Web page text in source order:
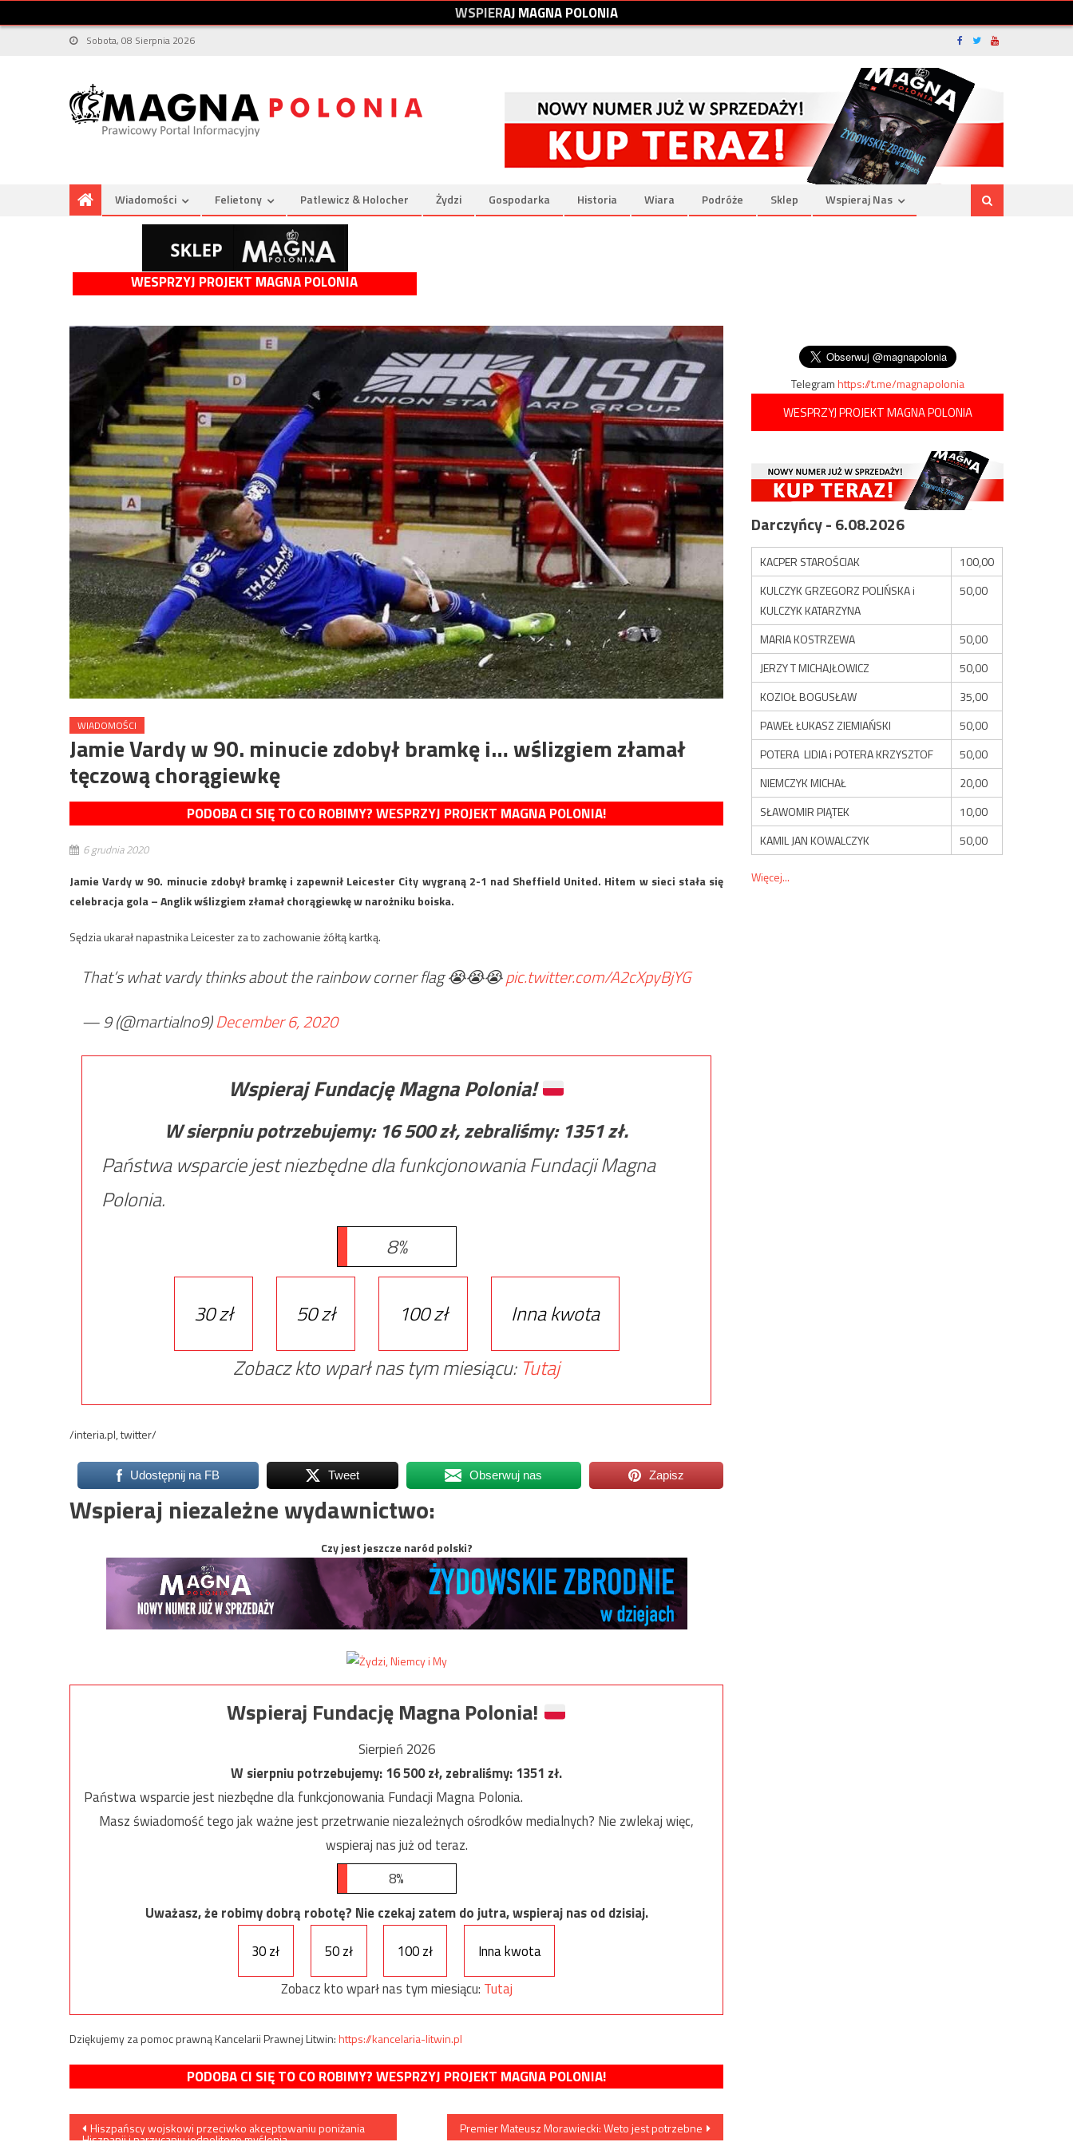
WSPIERAJMAGNAPOLONIA
Sobota, 08 Sierpnia 2026
Wiadomości Felietony Patlewicz & Holocher Żydzi Gospodarka Historia Wiara Podróże Sklep Wspieraj Nas
WESPRZYJ PROJEKT MAGNA POLONIA
WIADOMOŚCI
Jamie Vardy w 90. minucie zdobył bramkę i… wślizgiem złamał
tęczową chorągiewkę
PODOBA CI SIĘ TO CO ROBIMY? WESPRZYJ PROJEKT MAGNA POLONIA!
6 grudnia 2020
Jamie Vardy w 90. minucie zdobył bramkę i zapewnił Leicester City wygraną 2-1 nad Sheffield United. Hitem w sieci stała się
celebracja gola – Anglik wślizgiem złamał chorągiewkę w narożniku boiska.
Sędzia ukarał napastnika Leicester za to zachowanie żółtą kartką.
That’s what vardy thinks about the rainbow corner flag 😭😭😭pic.twitter.com/A2cXpyBjYG
— 9 (@martialno9)December 6, 2020
Wspieraj Fundację Magna Polonia!
W sierpniu potrzebujemy: 16 500zł, zebraliśmy: 1351zł.
Państwa wsparcie jest niezbędne dla funkcjonowania Fundacji Magna
Polonia.
8%
30 zł 50 zł 100 zł
Inna kwota
Zobacz kto wparł nas tym miesiącu: Tutaj
/interia.pl, twitter/
Udostępnij na FB Tweet Obserwuj nas Zapisz
Wspieraj niezależne wydawnictwo:
Czy jest jeszcze naród polski?
Wspieraj Fundację Magna Polonia!
Sierpień 2026
W sierpniu potrzebujemy:16 500zł, zebraliśmy:1351 zł.
Państwa wsparcie jest niezbędne dla funkcjonowania Fundacji Magna Polonia.
Masz świadomość tego jak ważne jest przetrwanie niezależnych ośrodków medialnych? Nie zwlekaj więc,
wspieraj nas już od teraz.
8%
Uważasz, że robimy dobrą robotę? Nie czekaj zatem do jutra, wspieraj nas od dzisiaj.
30 zł
50 zł 100 zł
Inna kwota
Zobacz kto wparł nas tym miesiącu: Tutaj
Dziękujemy za pomoc prawną Kancelarii Prawnej Litwin:https://kancelaria-litwin.pl
PODOBA CI SIĘ TO CO ROBIMY? WESPRZYJ PROJEKT MAGNA POLONIA!
Nawigacja
Hiszpańscy wojskowi przeciwko akceptowaniu poniżania
Hiszpanii i narzucaniu jednolitego myślenia
Premier Mateusz Morawiecki: Weto jest potrzebne
Telegramhttps://t.me/magnapolonia
WESPRZYJ PROJEKT MAGNA POLONIA
Darczyńcy - 6.08.2026
KACPER STAROŚCIAK
100,00
KULCZYK GRZEGORZ POLIŃSKA i
KULCZYK KATARZYNA
50,00
MARIA KOSTRZEWA
50,00
JERZY T MICHAJŁOWICZ
50,00
KOZIOŁ BOGUSŁAW
35,00
PAWEŁ ŁUKASZ ZIEMIAŃSKI
50,00
POTERA LIDIA i POTERA KRZYSZTOF
50,00
NIEMCZYK MICHAŁ
20,00
SŁAWOMIR PIĄTEK
10,00
KAMIL JAN KOWALCZYK
50,00
Więcej...